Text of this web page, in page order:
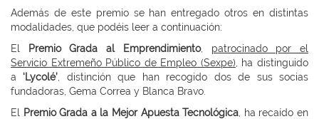
Además de este premio se han entregado otros en distintas
modalidades, que podéis leer a continuación:
El
Premio Grada al Emprendimiento, patrocinado por el
Servicio Extremeño Público de Empleo (Sexpe) , ha distinguido
a ‘Lycolé’ , distinción que han recogido dos de sus socias
fundadoras, Gema Correa y Blanca Bravo.
El Premio Grada a la Mejor Apuesta Tecnológica , ha recaído en